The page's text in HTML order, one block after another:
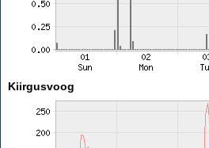
Kiirgusvoog